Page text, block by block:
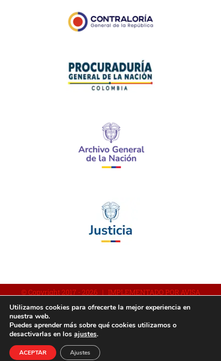
© Copyright 2017 - 2026 | IMPLEMENTADO POR AVISA
FacebookYouTubeInstagram
Utilizamos cookies para ofrecerte la mejor experiencia en
nuestra web.
Puedes aprender más sobre qué cookies utilizamos o
desactivarlas en los ajustes.
ACEPTAR Ajustes